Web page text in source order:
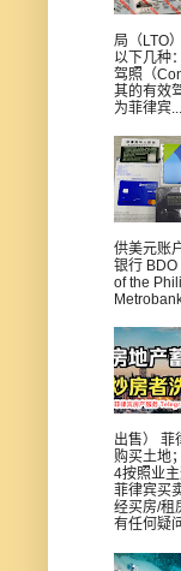
局（LTO
以下几种
驾照（
其的有效
为菲律宾...
供美元账
银行
of the
出售） 菲
购买土地
4按照业
菲律宾买
经买房/租
有任何疑